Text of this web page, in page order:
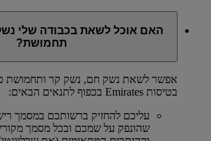
האם אוכל לשאת בכבודה שלי
תחמושת?
אפשר לשאת נשק חם, נשק קר ותחמושת
בטיסות Emirates בכפוף לתנאים הבאים:
עליכם להחזיק ברשותכם במסמך
שהונפק על שמכם ובכל מסמך